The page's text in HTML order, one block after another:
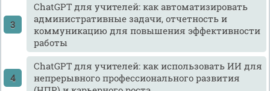
ChatGPT для учителей: как автоматизировать
административные задачи, отчетность и
коммуникацию для повышения эффективности
работы
ChatGPT для учителей: как использовать ИИ для
непрерывного профессионального развития